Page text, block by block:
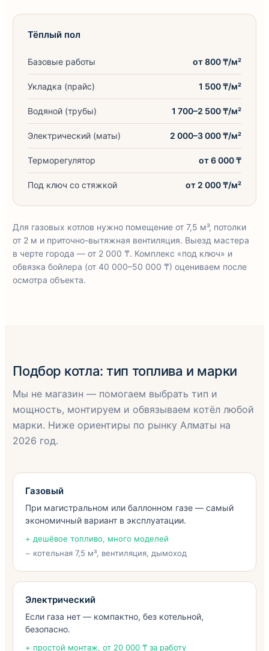
Тёплый пол
Базовые работы от 800 ₸/м²
Укладка (прайс) 1 500 ₸/м²
Водяной (трубы) 1 700–2 500 ₸/м²
Электрический (маты) 2 000–3 000 ₸/м²
Терморегулятор от 6 000 ₸
Под ключ со стяжкой от 2 000 ₸/м²
Для газовых котлов нужно помещение от 7,5 м³, потолки
от 2 м и приточно-вытяжная вентиляция. Выезд мастера
в черте города — от 2 000 ₸. Комплекс «под ключ» и
обвязка бойлера (от 40 000–50 000 ₸) оцениваем после
осмотра объекта.
Подбор котла: тип топлива и марки
Мы не магазин — помогаем выбрать тип и
мощность, монтируем и обвязываем котёл любой
марки. Ниже ориентиры по рынку Алматы на
2026 год.
Газовый
При магистральном или баллонном газе — самый
экономичный вариант в эксплуатации.
+ дешёвое топливо, много моделей
− котельная 7,5 м³, вентиляция, дымоход
Электрический
Если газа нет — компактно, без котельной,
безопасно.
+ простой монтаж, от 20 000 ₸ за работу